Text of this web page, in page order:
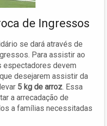
de Ingressos
se dará através de
Para assistir ao
espectadores devem
desejarem assistir da
5 kg de arroz. Essa
a arrecadação de
a famílias necessitadas